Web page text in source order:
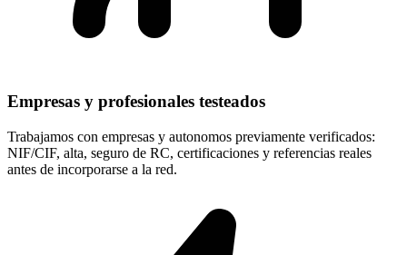
Empresas y profesionales testeados
Trabajamos con empresas y autonomos previamente verificados:
NIF/CIF, alta, seguro de RC, certificaciones y referencias reales
antes de incorporarse a la red.